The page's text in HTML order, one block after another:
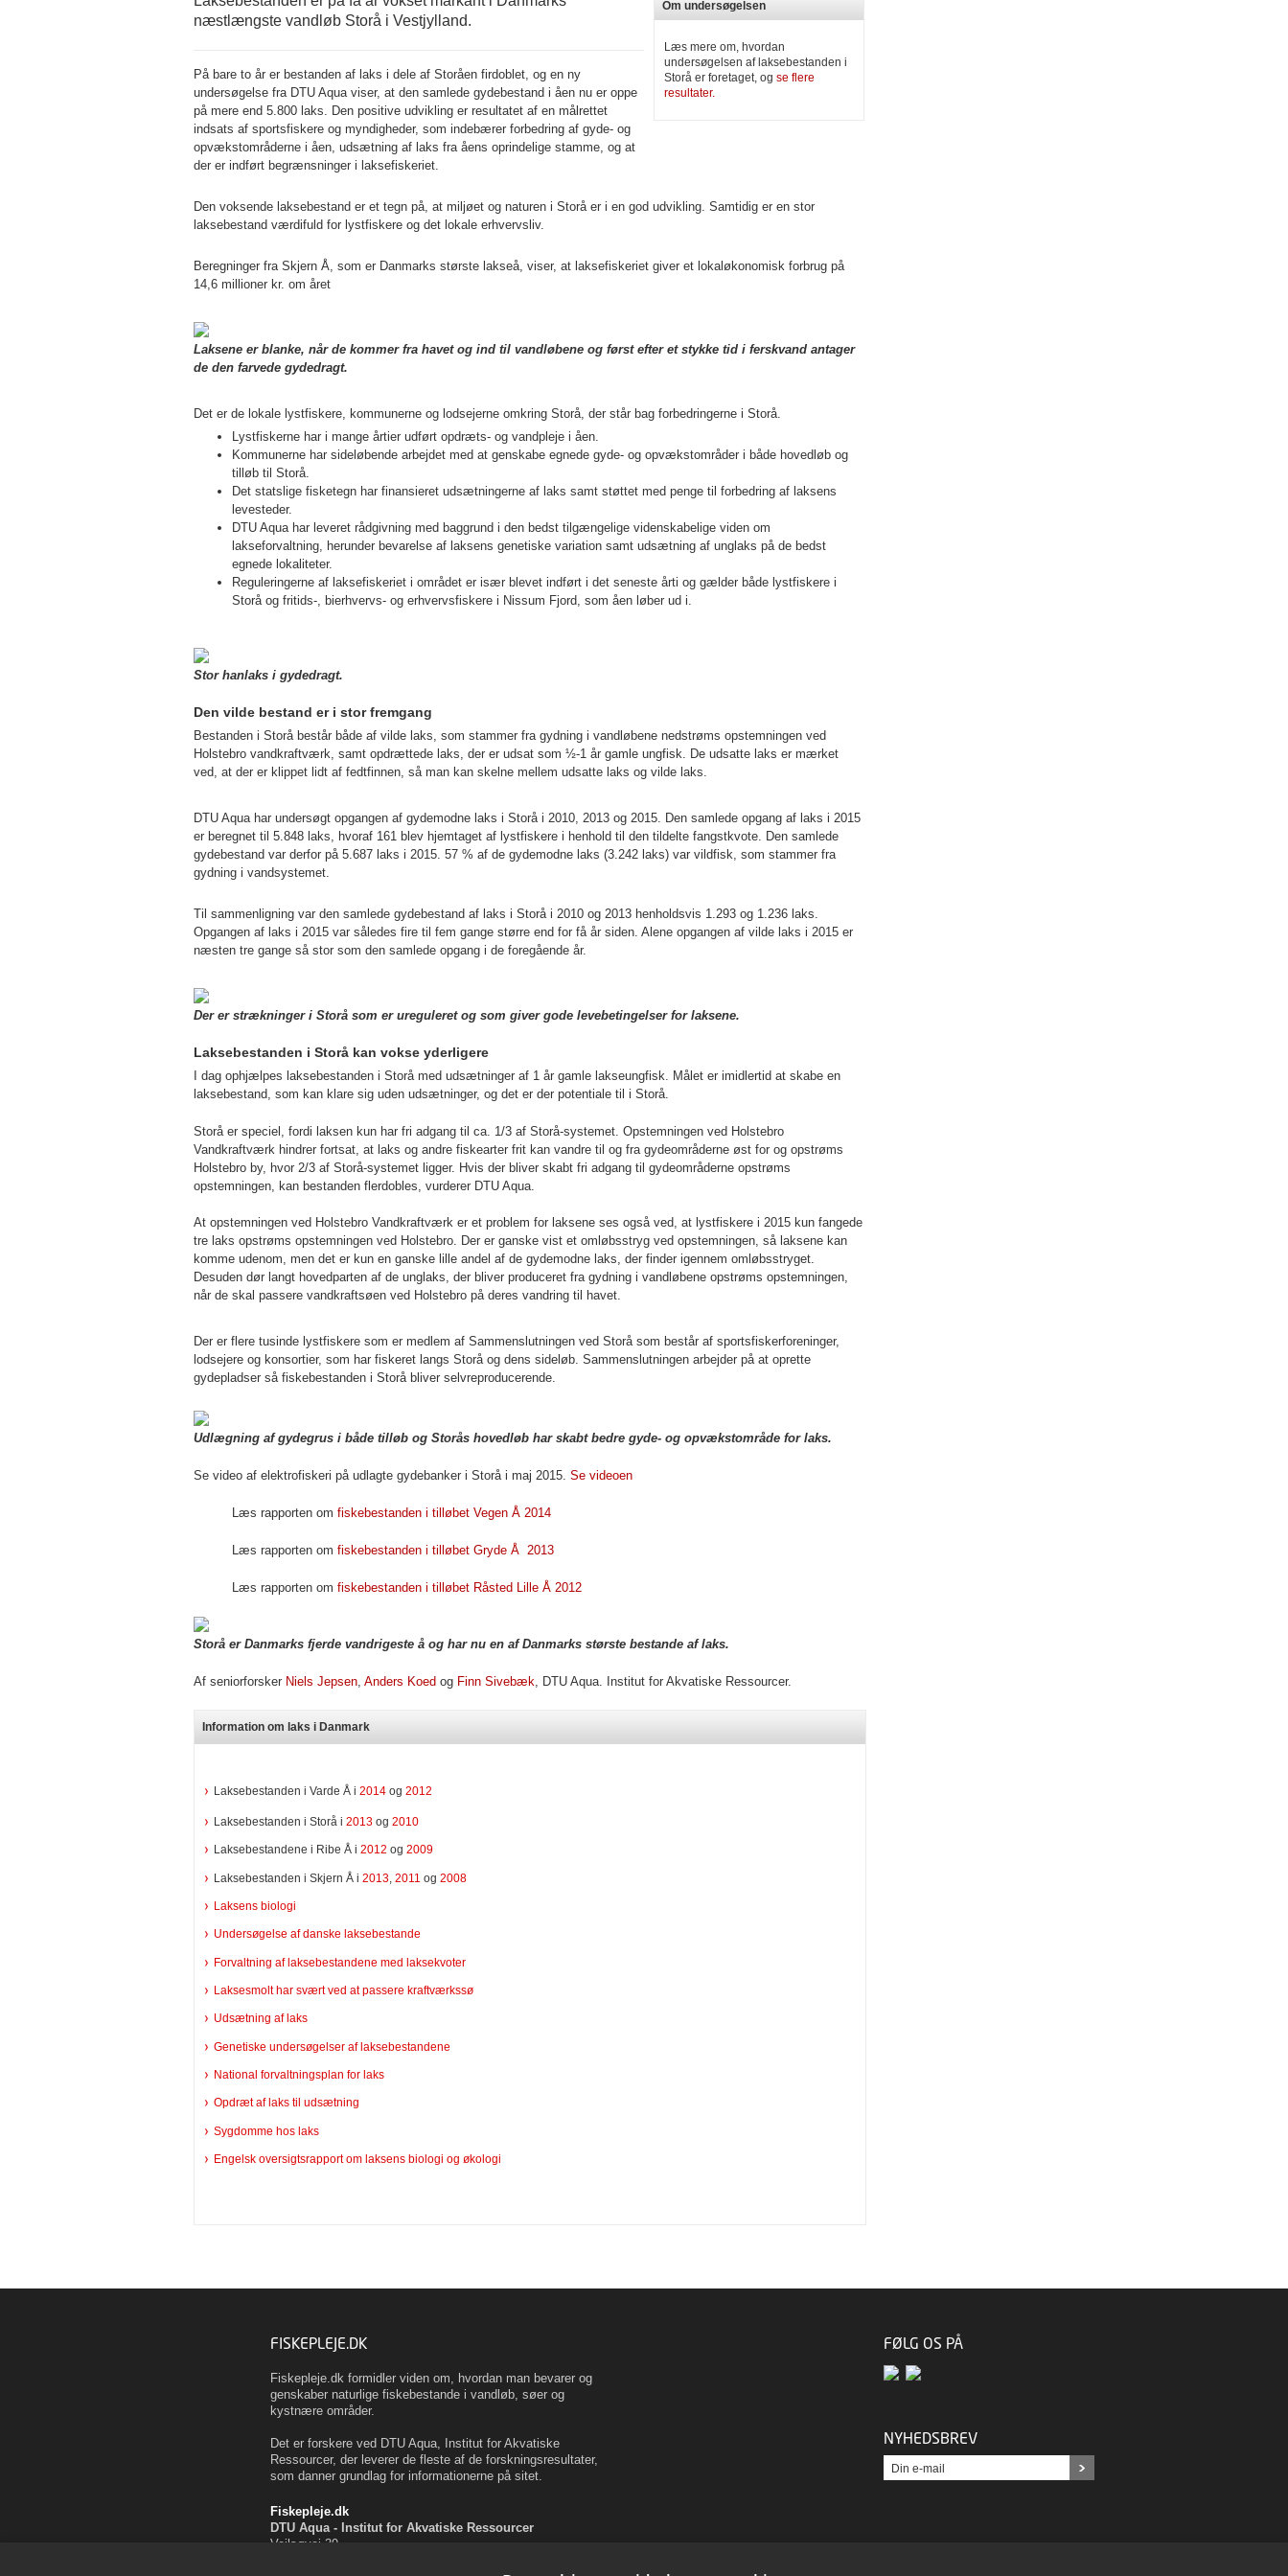
Om undersøgelsen
Læs mere om, hvordan
undersøgelsen af laksebestanden i
Storå er foretaget, og se flere
resultater.
næstlængste vandløb Storå i Vestjylland.
På bare to år er bestanden af laks i dele af Storåen firdoblet, og en ny
undersøgelse fra DTU Aqua viser, at den samlede gydebestand i åen nu er oppe
på mere end 5.800 laks. Den positive udvikling er resultatet af en målrettet
indsats af sportsfiskere og myndigheder, som indebærer forbedring af gyde- og
opvækstområderne i åen, udsætning af laks fra åens oprindelige stamme, og at
der er indført begrænsninger i laksefiskeriet.
Den voksende laksebestand er et tegn på, at miljøet og naturen i Storå er i en god udvikling. Samtidig er en stor
laksebestand værdifuld for lystfiskere og det lokale erhvervsliv.
Beregninger fra Skjern Å, som er Danmarks største lakseå, viser, at laksefiskeriet giver et lokaløkonomisk forbrug på
14,6 millioner kr. om året
Laksene er blanke, når de kommer fra havet og ind til vandløbene og først efter et stykke tid i ferskvand antager
de den farvede gydedragt.
Det er de lokale lystfiskere, kommunerne og lodsejerne omkring Storå, der står bag forbedringerne i Storå.
Lystfiskerne har i mange årtier udført opdræts- og vandpleje i åen.
Kommunerne har sideløbende arbejdet med at genskabe egnede gyde- og opvækstområder i både hovedløb og
tilløb til Storå.
Det statslige fisketegn har finansieret udsætningerne af laks samt støttet med penge til forbedring af laksens
levesteder.
DTU Aqua har leveret rådgivning med baggrund i den bedst tilgængelige videnskabelige viden om
lakseforvaltning, herunder bevarelse af laksens genetiske variation samt udsætning af unglaks på de bedst
egnede lokaliteter.
Reguleringerne af laksefiskeriet i området er især blevet indført i det seneste årti og gælder både lystfiskere i
Storå og fritids-, bierhvervs- og erhvervsfiskere i Nissum Fjord, som åen løber ud i.
Stor hanlaks i gydedragt.
Den vilde bestand er i stor fremgang
Bestanden i Storå består både af vilde laks, som stammer fra gydning i vandløbene nedstrøms opstemningen ved
Holstebro vandkraftværk, samt opdrættede laks, der er udsat som ½-1 år gamle ungfisk. De udsatte laks er mærket
ved, at der er klippet lidt af fedtfinnen, så man kan skelne mellem udsatte laks og vilde laks.
DTU Aqua har undersøgt opgangen af gydemodne laks i Storå i 2010, 2013 og 2015. Den samlede opgang af laks i 2015
er beregnet til 5.848 laks, hvoraf 161 blev hjemtaget af lystfiskere i henhold til den tildelte fangstkvote. Den samlede
gydebestand var derfor på 5.687 laks i 2015. 57 % af de gydemodne laks (3.242 laks) var vildfisk, som stammer fra
gydning i vandsystemet.
Til sammenligning var den samlede gydebestand af laks i Storå i 2010 og 2013 henholdsvis 1.293 og 1.236 laks.
Opgangen af laks i 2015 var således fire til fem gange større end for få år siden. Alene opgangen af vilde laks i 2015 er
næsten tre gange så stor som den samlede opgang i de foregående år.
Der er strækninger i Storå som er ureguleret og som giver gode levebetingelser for laksene.
Laksebestanden i Storå kan vokse yderligere
I dag ophjælpes laksebestanden i Storå med udsætninger af 1 år gamle lakseungfisk. Målet er imidlertid at skabe en
laksebestand, som kan klare sig uden udsætninger, og det er der potentiale til i Storå.
Storå er speciel, fordi laksen kun har fri adgang til ca. 1/3 af Storå-systemet. Opstemningen ved Holstebro
Vandkraftværk hindrer fortsat, at laks og andre fiskearter frit kan vandre til og fra gydeområderne øst for og opstrøms
Holstebro by, hvor 2/3 af Storå-systemet ligger. Hvis der bliver skabt fri adgang til gydeområderne opstrøms
opstemningen, kan bestanden flerdobles, vurderer DTU Aqua.
At opstemningen ved Holstebro Vandkraftværk er et problem for laksene ses også ved, at lystfiskere i 2015 kun fangede
tre laks opstrøms opstemningen ved Holstebro. Der er ganske vist et omløbsstryg ved opstemningen, så laksene kan
komme udenom, men det er kun en ganske lille andel af de gydemodne laks, der finder igennem omløbsstryget.
Desuden dør langt hovedparten af de unglaks, der bliver produceret fra gydning i vandløbene opstrøms opstemningen,
når de skal passere vandkraftsøen ved Holstebro på deres vandring til havet.
Der er flere tusinde lystfiskere som er medlem af Sammenslutningen ved Storå som består af sportsfiskerforeninger,
lodsejere og konsortier, som har fiskeret langs Storå og dens sideløb. Sammenslutningen arbejder på at oprette
gydepladser så fiskebestanden i Storå bliver selvreproducerende.
Udlægning af gydegrus i både tilløb og Storås hovedløb har skabt bedre gyde- og opvækstområde for laks.
Se video af elektrofiskeri på udlagte gydebanker i Storå i maj 2015. Se videoen
Læs rapporten om fiskebestanden i tilløbet Vegen Å 2014
Læs rapporten om fiskebestanden i tilløbet Gryde Å 2013
Læs rapporten om fiskebestanden i tilløbet Råsted Lille Å 2012
Storå er Danmarks fjerde vandrigeste å og har nu en af Danmarks største bestande af laks.
Af seniorforsker Niels Jepsen Anders Koed og Finn Sivebæk , DTU Aqua. Institut for Akvatiske Ressourcer.
Information om laks i Danmark
Laksebestanden i Varde Å i 2014 og 2012
Laksebestanden i Storå i 2013 og 2010
Laksebestandene i Ribe Å i 2012 og 2009
Laksebestanden i Skjern Å i 2013 2011 og 2008
Laksens biologi
Undersøgelse af danske laksebestande
Forvaltning af laksebestandene med laksekvoter
Laksesmolt har svært ved at passere kraftværkssø
Udsætning af laks
Genetiske undersøgelser af laksebestandene
National forvaltningsplan for laks
Opdræt af laks til udsætning
Sygdomme hos laks
Engelsk oversigtsrapport om laksens biologi og økologi
FISKEPLEJE.DK
Fiskepleje.dk formidler viden om, hvordan man bevarer og
genskaber naturlige fiskebestande i vandløb, søer og
kystnære områder.
Det er forskere ved DTU Aqua, Institut for Akvatiske
Ressourcer, der leverer de fleste af de forskningsresultater,
som danner grundlag for informationerne på sitet.
Fiskepleje.dk
DTU Aqua - Institut for Akvatiske Ressourcer
Vejlsøvej 39
FØLG OS PÅ
NYHEDSBREV